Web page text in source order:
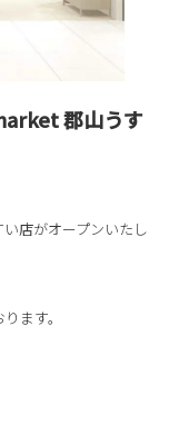
郡山うす
店がオープンいたし
ます。